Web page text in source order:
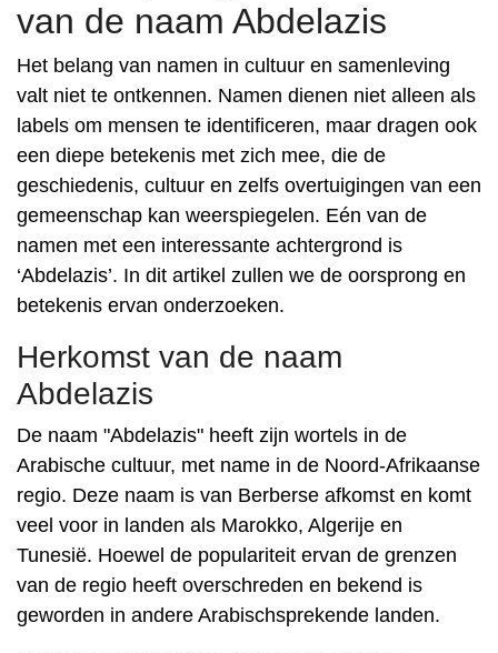
van de naam Abdelazis
Het belang van namen in cultuur en samenleving
valt niet te ontkennen. Namen dienen niet alleen als
labels om mensen te identificeren, maar dragen ook
een diepe betekenis met zich mee, die de
geschiedenis, cultuur en zelfs overtuigingen van een
gemeenschap kan weerspiegelen. Eén van de
namen met een interessante achtergrond is
‘Abdelazis’. In dit artikel zullen we de oorsprong en
betekenis ervan onderzoeken.
Herkomst van de naam
Abdelazis
De naam "Abdelazis" heeft zijn wortels in de
Arabische cultuur, met name in de Noord-Afrikaanse
regio. Deze naam is van Berberse afkomst en komt
veel voor in landen als Marokko, Algerije en
Tunesië. Hoewel de populariteit ervan de grenzen
van de regio heeft overschreden en bekend is
geworden in andere Arabischsprekende landen.